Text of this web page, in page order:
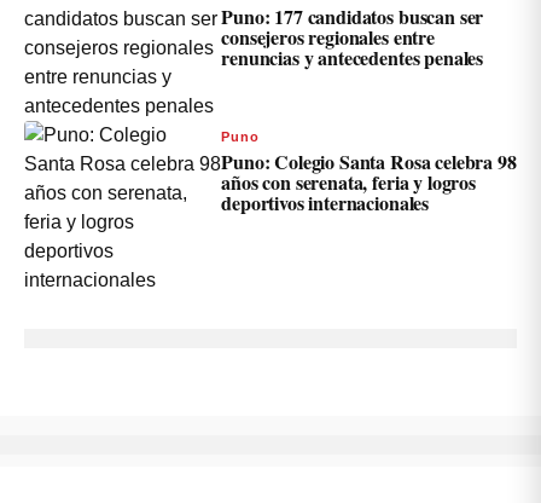
Puno: 177 candidatos buscan ser
consejeros regionales entre
renuncias y antecedentes penales
Puno
Puno: Colegio Santa Rosa celebra 98
años con serenata, feria y logros
deportivos internacionales